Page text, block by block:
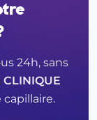
24h, sans
CLINIQUE